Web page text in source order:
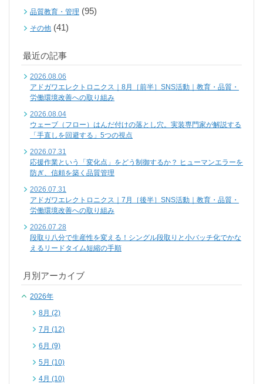
品質教育・管理 (95)
その他 (41)
最近の記事
2026.08.06
アドガワエレクトロニクス｜8月［前半］SNS活動｜教育・品質・
労働環境改善への取り組み
2026.08.04
ウェーブ（フロー）はんだ付けの落とし穴。実装専門家が解説する
「手直しを回避する」5つの視点
2026.07.31
応援作業という「変化点」をどう制御するか？ ヒューマンエラーを
防ぎ、信頼を築く品質管理
2026.07.31
アドガワエレクトロニクス｜7月［後半］SNS活動｜教育・品質・
労働環境改善への取り組み
2026.07.28
段取り八分で生産性を変える！シングル段取りと小バッチ化でかな
えるリードタイム短縮の手順
月別アーカイブ
2026年
8月 (2)
7月 (12)
6月 (9)
5月 (10)
4月 (10)